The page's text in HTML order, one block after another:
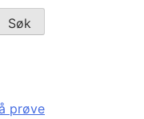
Søk
prøve